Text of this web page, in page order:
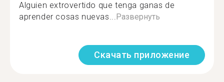
Alguien extrovertido que tenga ganas de
aprender cosas nuevas...Развернуть
Скачать приложение